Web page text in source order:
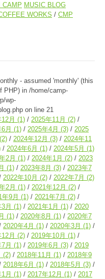
CAMP MUSIC BLOG
WORKS
CMP
- assumed 'monthly' (this
PHP) in /home/camp-
wp-
on line 21
月 (1) 2025年11月 (2)
月 (1) 2025年4月 (3)
2025
(2) 2024年12月 (3)
2024年11
2024年6月 (1) 2024年5月 (1)
2月 (1) 2024年1月 (2)
2023
(1) 2023年8月 (3)
2023年7
2022年10月 (2) 2022年7月 (2)
2月 (1) 2021年12月 (2)
年9月 (1) 2021年7月 (2)
月 (1) 2021年1月 (1)
2020
(1) 2020年8月 (1)
2020年7
2020年4月 (1) 2020年3月 (1)
月 (2) 2019年10月 (1)
月 (1) 2019年6月 (3)
2019
(2) 2018年11月 (1)
2018年9
2018年6月 (1) 2018年5月 (3)
月 (1) 2017年12月 (1)
2017